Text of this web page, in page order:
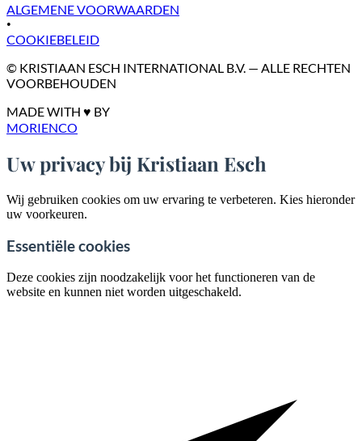
ALGEMENE VOORWAARDEN
•
COOKIEBELEID
© KRISTIAAN ESCH INTERNATIONAL B.V. — ALLE RECHTEN
VOORBEHOUDEN
MADE WITH ♥ BY
MORIENCO
Uw privacy bij Kristiaan Esch
Wij gebruiken cookies om uw ervaring te verbeteren. Kies hieronder
uw voorkeuren.
Essentiële cookies
Deze cookies zijn noodzakelijk voor het functioneren van de
website en kunnen niet worden uitgeschakeld.